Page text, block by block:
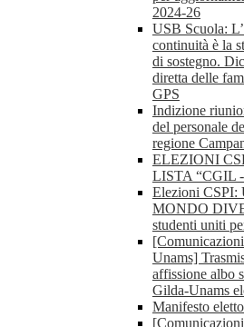
2024-26
USB Scuola:
continuità è la
di sostegno.
diretta delle
GPS
Indizione
del personale
regione
ELEZIONI
LISTA “CGIL
Elezioni
MONDO
studenti uniti
Unams]
affissione albo
Gilda-Unams
Manifesto